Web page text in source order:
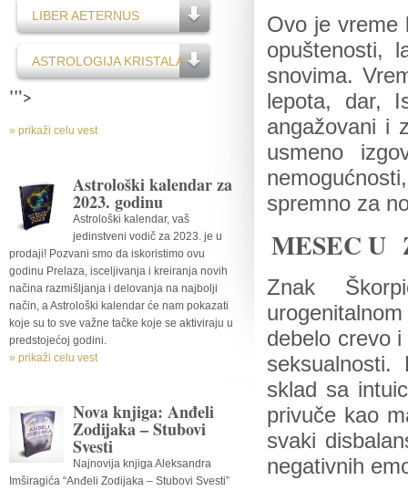
LIBER AETERNUS
ASTROLOGIJA KRISTALA
'">
» prikaži celu vest
Astrološki kalendar za
2023. godinu
Astrološki kalendar, vaš
jedinstveni vodič za 2023. je u
prodaji! Pozvani smo da iskoristimo ovu
godinu Prelaza, isceljivanja i kreiranja novih
načina razmišljanja i delovanja na najbolji
način, a Astrološki kalendar će nam pokazati
koje su to sve važne tačke koje se aktiviraju u
predstojećoj godini.
» prikaži celu vest
Nova knjiga: Anđeli
Zodijaka – Stubovi
Svesti
Najnovija knjiga Aleksandra
Imširagića “Anđeli Zodijaka – Stubovi Svesti”
Ovo je vreme
opuštenosti,
snovima.
lepota, dar,
angažovani i
usmeno
spremno za
MESEC U
Znak
debelo crevo
seksualnosti.
sklad sa
privuče kao
svaki
negativnih